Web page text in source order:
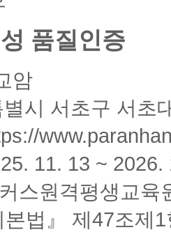
품질인증
암
시 서초구 서초
11. 13 ~ 2026.
스원격평생교육
본법』 제47조